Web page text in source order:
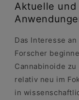
Aktuelle
Das Interesse
Forscher
Cannabinoide
relativ neu im
in